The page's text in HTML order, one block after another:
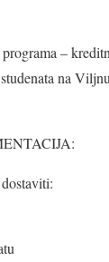
–
na